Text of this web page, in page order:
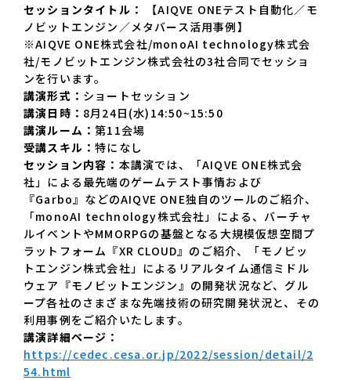
セッションタイトル：
【AIQVE ONEテスト自動化／モ
ノビットエンジン／メタバース活用事例】
※AIQVE ONE株式会社/monoAI technology株式会
社/モノビットエンジン株式会社の3社合同でセッショ
ンを行います。
講演形式： ショートセッション
講演日時： 8月24日(水)14:50~15:50
講演ルーム：第11会場
受講スキル：特になし
セッション内容： 本講演では、「AIQVE ONE株式会
社」による最先端のゲームテスト事情および
『Garbo』などのAIQVE ONE独自のツールのご紹介、
「monoAI technology株式会社」による、バーチャ
ルイベントやMMORPGの基盤となる大規模仮想空間プ
ラットフォーム『XR CLOUD』のご紹介、「モノビッ
トエンジン株式会社」によるリアルタイム通信ミドル
ウェア『モノビットエンジン』の開発状況など、グル
ープ各社のさまざまな先端技術の研究開発状況と、その
利用事例をご紹介いたします。
講演詳細ページ：
https://cedec.cesa.or.jp/2022/session/detail/2
54.html